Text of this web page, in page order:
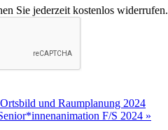
Sie jederzeit kostenlos
und Raumplanung 2024
F/S 2024 »